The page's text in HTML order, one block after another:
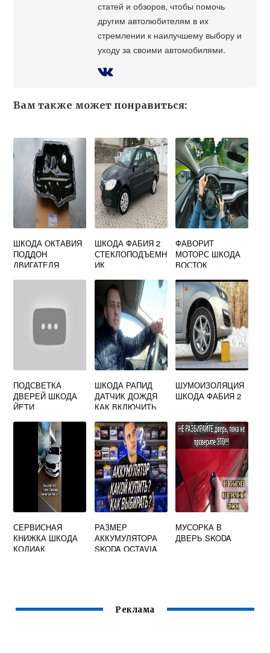
статей и обзоров, чтобы помочь
другим автолюбителям в их
стремлении к наилучшему выбору и
уходу за своими автомобилями.
Вам также может понравиться:
ШКОДА ОКТАВИЯ
ПОДДОН
ДВИГАТЕЛЯ
ШКОДА ФАБИЯ 2
СТЕКЛОПОДЪЕМН
ИК
ФАВОРИТ
МОТОРС ШКОДА
ВОСТОК
ПОДСВЕТКА
ДВЕРЕЙ ШКОДА
ЙЕТИ
ШКОДА РАПИД
ДАТЧИК ДОЖДЯ
КАК ВКЛЮЧИТЬ
ШУМОИЗОЛЯЦИЯ
ШКОДА ФАБИЯ 2
СЕРВИСНАЯ
КНИЖКА ШКОДА
КОДИАК
РАЗМЕР
АККУМУЛЯТОРА
SKODA OCTAVIA
МУСОРКА В
ДВЕРЬ SKODA
Реклама